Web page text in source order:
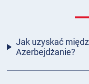
Jak uzyskać
Azerbejdżanie?